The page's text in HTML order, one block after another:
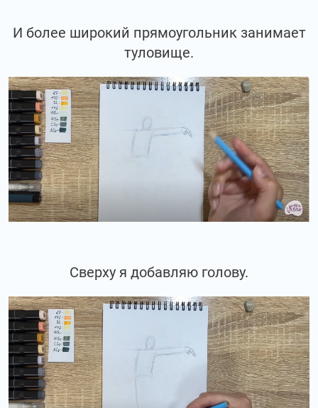
И более широкий прямоугольник занимает
туловище.
Сверху я добавляю голову.